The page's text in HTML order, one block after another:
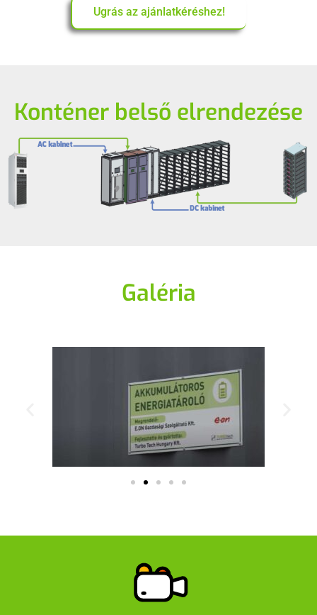
Ugrás az ajánlatkéréshez!
Konténer belső elrendezése
Galéria